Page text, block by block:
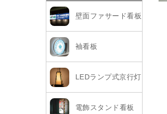
壁面ファサード看板
袖看板
LEDランプ式京行灯
電飾スタンド看板